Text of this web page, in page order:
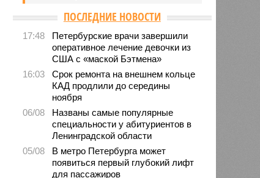
ПОСЛЕДНИЕ НОВОСТИ
17:48
Петербурские врачи завершили
оперативное лечение девочки из
США с «маской Бэтмена»
16:03
Срок ремонта на внешнем кольце
КАД продлили до середины
ноября
06/08
Названы самые популярные
специальности у абитуриентов в
Ленинградской области
05/08
В метро Петербурга может
появиться первый глубокий лифт
для пассажиров